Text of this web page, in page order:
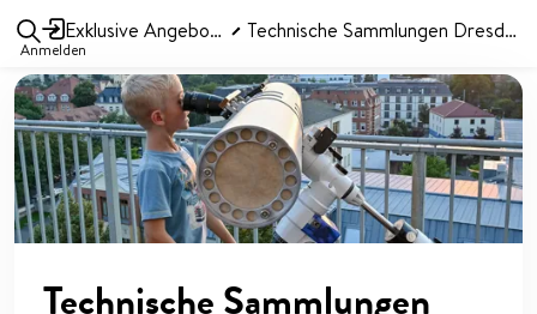
Anmelden
Exklusive Angebote Technische Sammlungen Dresden
Technische Sammlungen